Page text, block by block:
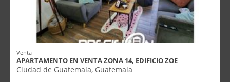
Venta
APARTAMENTO EN VENTA ZONA 14, EDIFICIO ZOE
Ciudad de Guatemala, Guatemala